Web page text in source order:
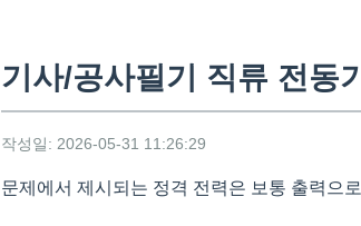
기사/공사필기 직류 전동
작성일: 2026-05-31 11:26:29
문제에서 제시되는 정격 전력은 보통 출력으